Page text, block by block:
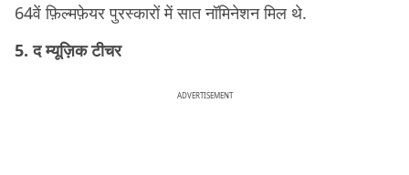
64वें फ़िल्मफ़ेयर पुरस्कारों में सात नॉमिनेशन मिल थे.
5. द म्यूज़िक टीचर
ADVERTISEMENT